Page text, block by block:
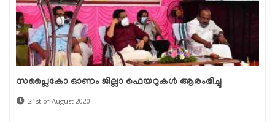
സപ്ലൈകോ ഓണം ജില്ലാ ഫെയറുകൾ ആരംഭിച്ചു
21st of August 2020